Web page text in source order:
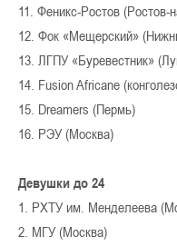
11. Феникс-Ростов (Ростов-
12. Фок «Мещерский»
13. ЛГПУ «Буревестник»
14. Fusion Africane
15. Dreamers (Пермь)
16. РЭУ (Москва)
Девушки до 24
1. РХТУ им. Менделеева
2. МГУ (Москва)